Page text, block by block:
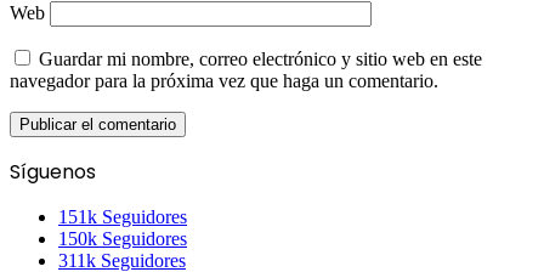
Web
Guardar mi nombre, correo electrónico y sitio web en este
navegador para la próxima vez que haga un comentario.
Síguenos
151k Seguidores
150k Seguidores
311k Seguidores